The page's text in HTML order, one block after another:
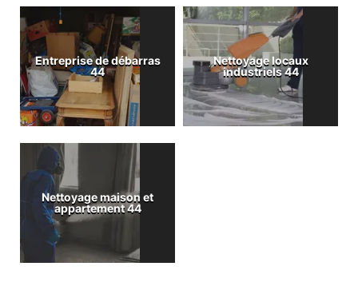
Entreprise de débarras
44
Nettoyage locaux
industriels 44
Nettoyage maison et
appartement 44